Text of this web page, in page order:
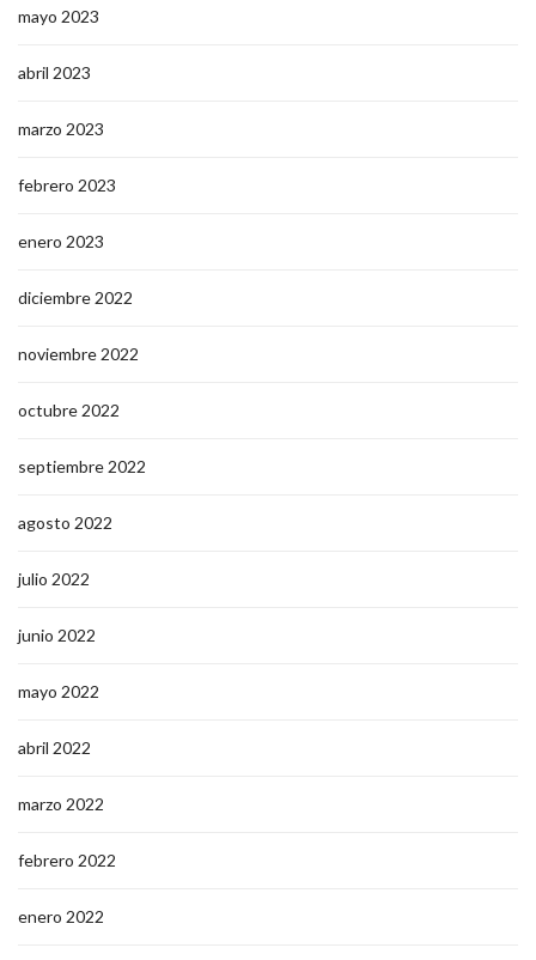
mayo 2023
abril 2023
marzo 2023
febrero 2023
enero 2023
diciembre 2022
noviembre 2022
octubre 2022
septiembre 2022
agosto 2022
julio 2022
junio 2022
mayo 2022
abril 2022
marzo 2022
febrero 2022
enero 2022